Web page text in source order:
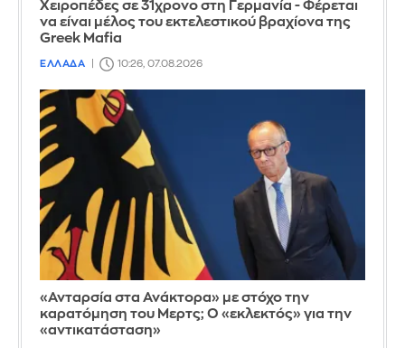
Χειροπέδες σε 31χρονο στη Γερμανία - Φέρεται
να είναι μέλος του εκτελεστικού βραχίονα της
Greek Mafia
ΕΛΛΑΔΑ 10:26, 07.08.2026
«Ανταρσία στα Ανάκτορα» με στόχο την
καρατόμηση του Μερτς; Ο «εκλεκτός» για την
«αντικατάσταση»